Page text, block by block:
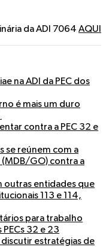
da ADI 7064 AQUI
na ADI da PEC dos
é mais um duro
contra a PEC 32 e
se reúnem com a
(MDB/GO) contra a
outras entidades que
113 e 114,
para trabalho
32 e 23
estratégias de